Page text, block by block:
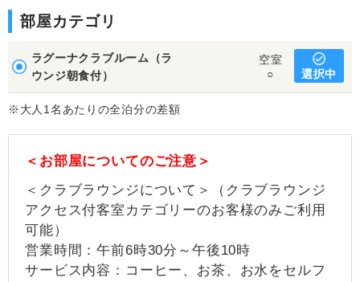
部屋カテゴリ
ラグーナクラブルーム（ラ
ウンジ朝食付）
空室
○
選択中
※大人1名あたりの全泊分の差額
＜お部屋についてのご注意＞
＜クラブラウンジについて＞（クラブラウンジ
アクセス付客室カテゴリーのお客様のみご利用
可能）
営業時間：午前6時30分～午後10時
サービス内容：コーヒー、お茶、お水をセルフ